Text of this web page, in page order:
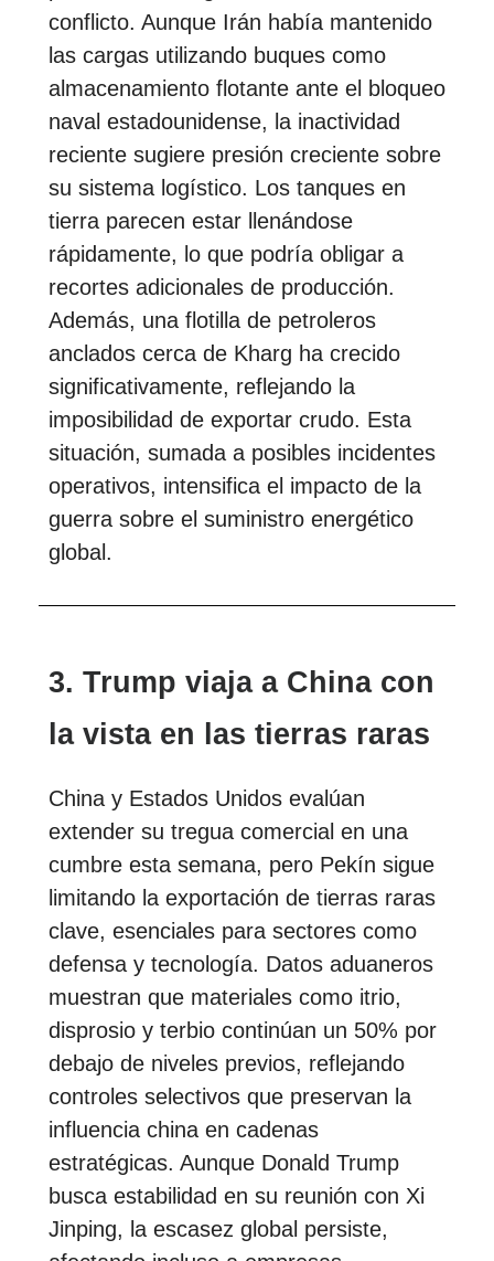
conflicto. Aunque Irán había mantenido
las cargas utilizando buques como
almacenamiento flotante ante el bloqueo
naval estadounidense, la inactividad
reciente sugiere presión creciente sobre
su sistema logístico. Los tanques en
tierra parecen estar llenándose
rápidamente, lo que podría obligar a
recortes adicionales de producción.
Además, una flotilla de petroleros
anclados cerca de Kharg ha crecido
significativamente, reflejando la
imposibilidad de exportar crudo. Esta
situación, sumada a posibles incidentes
operativos, intensifica el impacto de la
guerra sobre el suministro energético
global.
3. Trump viaja a China con
la vista en las tierras raras
China y Estados Unidos evalúan
extender su tregua comercial en una
cumbre esta semana, pero Pekín sigue
limitando la exportación de tierras raras
clave, esenciales para sectores como
defensa y tecnología. Datos aduaneros
muestran que materiales como itrio,
disprosio y terbio continúan un 50% por
debajo de niveles previos, reflejando
controles selectivos que preservan la
influencia china en cadenas
estratégicas. Aunque Donald Trump
busca estabilidad en su reunión con Xi
Jinping, la escasez global persiste,